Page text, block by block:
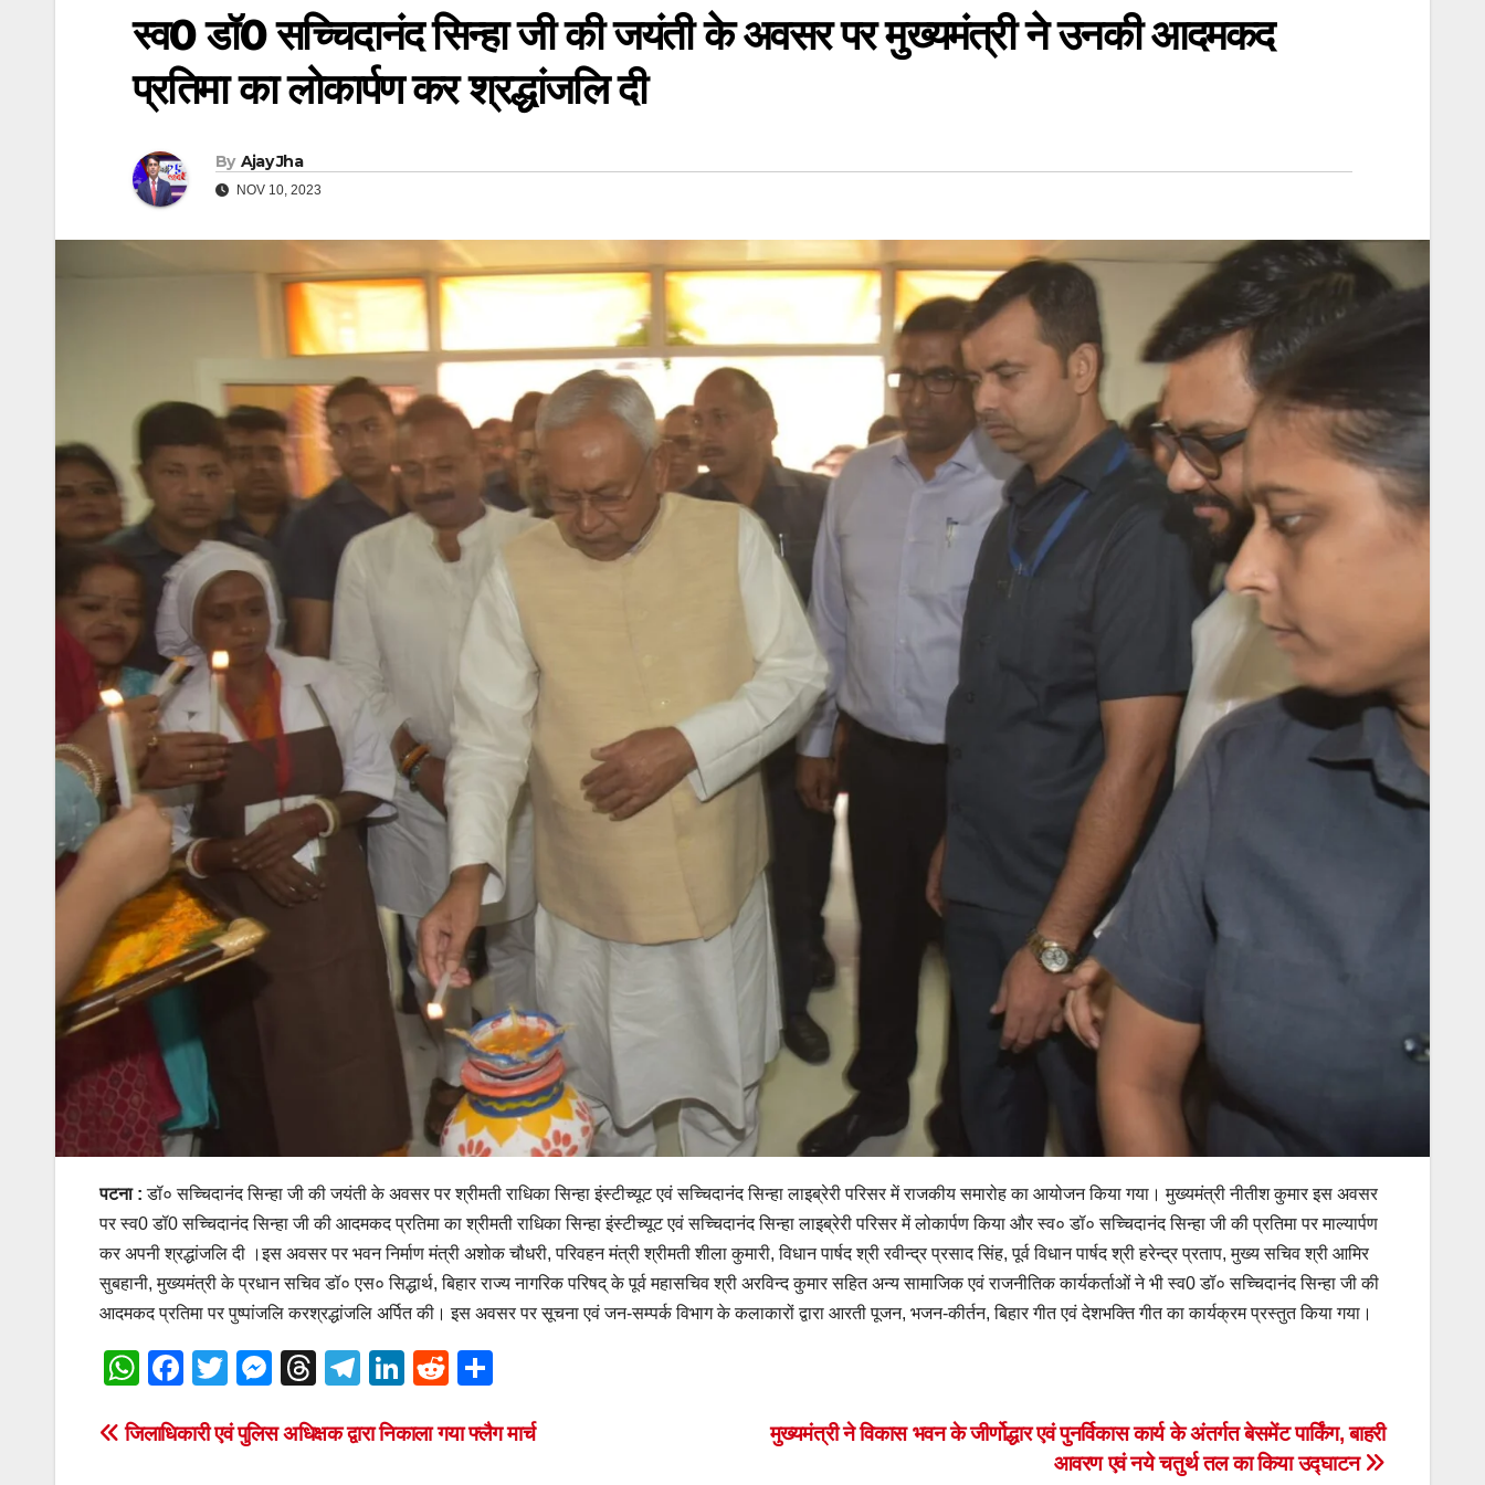
स्व0 डॉ0 सच्चिदानंद सिन्हा जी की जयंती के अवसर पर मुख्यमंत्री ने उनकी आदमकद
प्रतिमा का लोकार्पण कर श्रद्धांजलि दी
By Ajay Jha
NOV 10, 2023
पटना :डॉ० सच्चिदानंद सिन्हा जी की जयंती के अवसर पर श्रीमती राधिका सिन्हा इंस्टीच्यूट एवं सच्चिदानंद सिन्हा लाइब्रेरी परिसर में राजकीय समारोह का आयोजन किया गया। मुख्यमंत्री नीतीश कुमार इस अवसर
पर स्व0 डॉ0 सच्चिदानंद सिन्हा जी की आदमकद प्रतिमा का श्रीमती राधिका सिन्हा इंस्टीच्यूट एवं सच्चिदानंद सिन्हा लाइब्रेरी परिसर में लोकार्पण किया और स्व० डॉ० सच्चिदानंद सिन्हा जी की प्रतिमा पर माल्यार्पण
कर अपनी श्रद्धांजलि दी ।इस अवसर पर भवन निर्माण मंत्री अशोक चौधरी, परिवहन मंत्री श्रीमती शीला कुमारी, विधान पार्षद श्री रवीन्द्र प्रसाद सिंह, पूर्व विधान पार्षद श्री हरेन्द्र प्रताप, मुख्य सचिव श्री आमिर
सुबहानी, मुख्यमंत्री के प्रधान सचिव डॉ० एस० सिद्धार्थ, बिहार राज्य नागरिक परिषद् के पूर्व महासचिव श्री अरविन्द कुमार सहित अन्य सामाजिक एवं राजनीतिक कार्यकर्ताओं ने भी स्व0 डॉ० सच्चिदानंद सिन्हा जी की
आदमकद प्रतिमा पर पुष्पांजलि करश्रद्धांजलि अर्पित की। इस अवसर पर सूचना एवं जन-सम्पर्क विभाग के कलाकारों द्वारा आरती पूजन, भजन-कीर्तन, बिहार गीत एवं देशभक्ति गीत का कार्यक्रम प्रस्तुत किया गया।
W
at
F
c
T
tt
M
ss
T
e
T
e
Li
k
R
d
ar
Post
मुख्यमंत्री ने विकास भवन के जीर्णोद्धार एवं पुनर्विकास कार्य के अंतर्गत बेसमेंट पार्किंग, बाहरी
आवरण एवं नये चतुर्थ तल का किया उद्घाटन
जिलाधिकारी एवं पुलिस अधिक्षक द्वारा निकाला गया फ्लैग मार्च